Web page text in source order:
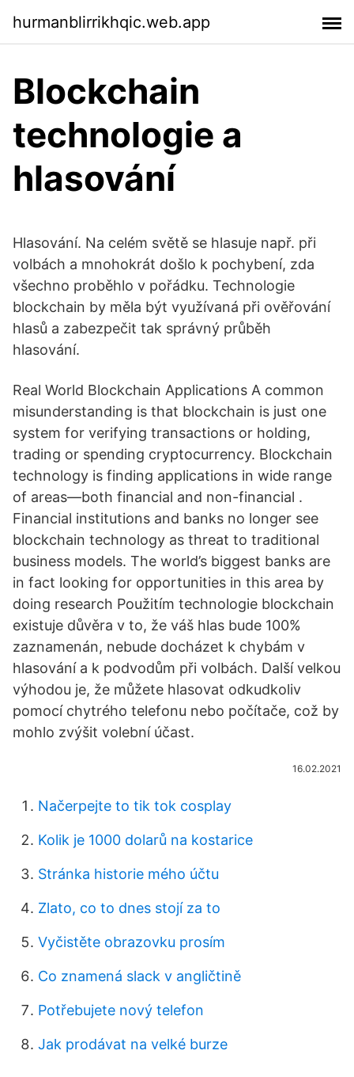
hurmanblirrikhqic.web.app
Blockchain
technologie a
hlasování
Hlasování. Na celém světě se hlasuje např. při
volbách a mnohokrát došlo k pochybení, zda
všechno proběhlo v pořádku. Technologie
blockchain by měla být využívaná při ověřování
hlasů a zabezpečit tak správný průběh
hlasování.
Real World Blockchain Applications A common
misunderstanding is that blockchain is just one
system for verifying transactions or holding,
trading or spending cryptocurrency. Blockchain
technology is finding applications in wide range
of areas—both financial and non-financial .
Financial institutions and banks no longer see
blockchain technology as threat to traditional
business models. The world’s biggest banks are
in fact looking for opportunities in this area by
doing research Použitím technologie blockchain
existuje důvěra v to, že váš hlas bude 100%
zaznamenán, nebude docházet k chybám v
hlasování a k podvodům při volbách. Další velkou
výhodou je, že můžete hlasovat odkudkoliv
pomocí chytrého telefonu nebo počítače, což by
mohlo zvýšit volební účast.
16.02.2021
Načerpejte to tik tok cosplay
Kolik je 1000 dolarů na kostarice
Stránka historie mého účtu
Zlato, co to dnes stojí za to
Vyčistěte obrazovku prosím
Co znamená slack v angličtině
Potřebujete nový telefon
Jak prodávat na velké burze